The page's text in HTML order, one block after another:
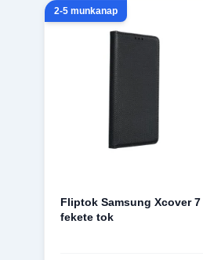
2-5 munkanap
Fliptok Samsung Xcover 7
fekete tok